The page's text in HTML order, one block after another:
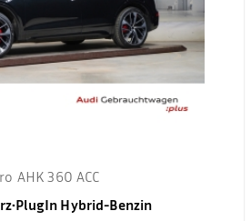
AHK 360 ACC
•PlugIn Hybrid-Benzin